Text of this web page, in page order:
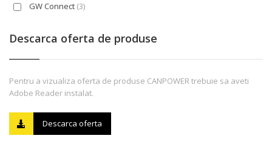
GW Connect (3)
Descarca oferta de produse
Pentru a vizualiza oferta de produse CANPOWER trebuie sa aveti
Adobe Reader instalat.
Descarca oferta